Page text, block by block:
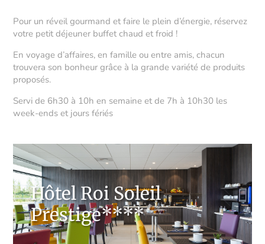
Hôtel Roi Soleil
Prestige****
Pour un réveil gourmand et faire le plein d’énergie, réservez
votre petit déjeuner buffet chaud et froid !
En voyage d’affaires, en famille ou entre amis, chacun
trouvera son bonheur grâce à la grande variété de produits
proposés.
Servi de 6h30 à 10h en semaine et de 7h à 10h30 les
week-ends et jours fériés